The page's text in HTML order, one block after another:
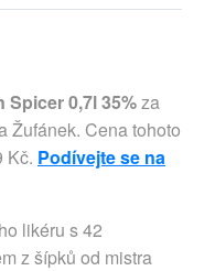
Spicer 0,7l 35%za
Žufánek. Cena tohoto
Kč. Podívejte se na
likéru s 42
z šípků od mistra